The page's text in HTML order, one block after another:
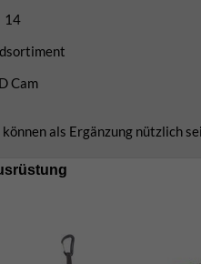
14
Cam
als Ergänzung nützlich